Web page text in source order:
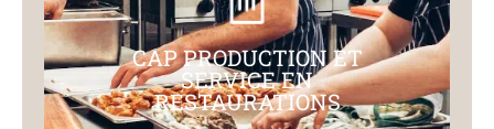
CAP PRODUCTION ET
SERVICE EN
RESTAURATIONS